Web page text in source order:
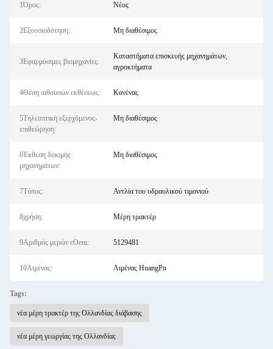
1Όρος: Νέος
2Εξουσιοδότηση: Μη διαθέσιμος
3Εφαρμόσιμες βιομηχανίες:
Καταστήματα επισκευής μηχανημάτων,
αγροκτήματα
4Θέση αιθουσών εκθέσεως: Κανένας
5Τηλεοπτική εξερχόμενος-
επιθεώρηση:
Μη διαθέσιμος
6Έκθεση δοκιμής
μηχανημάτων:
Μη διαθέσιμος
7Τύπος: Αντλία του υδραυλικού τιμονιού
8χρήση: Μέρη τρακτέρ
9Αριθμός μερών cOem: 5129481
10Λιμένας: Λιμένας HuangPu
Tags:
νέα μέρη τρακτέρ της Ολλανδίας διάβασης
νέα μέρη γεωργίας της Ολλανδίας